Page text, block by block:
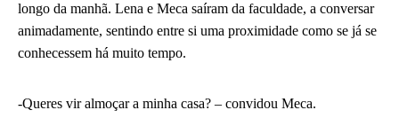
longo da manhã. Lena e Meca saíram da faculdade, a conversar
animadamente, sentindo entre si uma proximidade como se já se
conhecessem há muito tempo.
-Queres vir almoçar a minha casa? – convidou Meca.